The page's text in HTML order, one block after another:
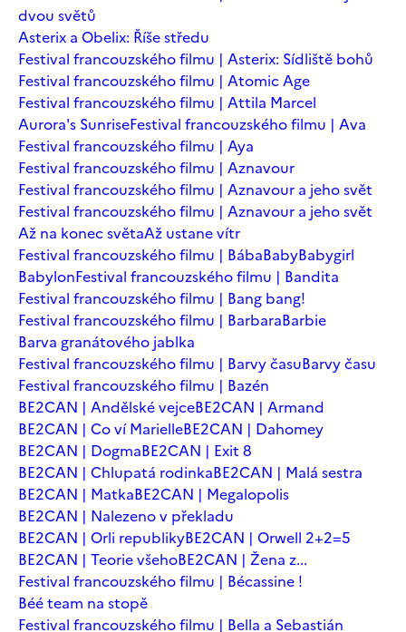
dvou světů
Asterix a Obelix: Říše středu
Festival francouzského filmu | Asterix: Sídliště bohů
Festival francouzského filmu | Atomic Age
Festival francouzského filmu | Attila Marcel
Aurora's SunriseFestival francouzského filmu | Ava
Festival francouzského filmu | Aya
Festival francouzského filmu | Aznavour
Festival francouzského filmu | Aznavour a jeho svět
Festival francouzského filmu | Aznavour a jeho svět
Až na konec světaAž ustane vítr
Festival francouzského filmu | BábaBabyBabygirl
BabylonFestival francouzského filmu | Bandita
Festival francouzského filmu | Bang bang!
Festival francouzského filmu | BarbaraBarbie
Barva granátového jablka
Festival francouzského filmu | Barvy časuBarvy času
Festival francouzského filmu | Bazén
BE2CAN | Andělské vejceBE2CAN | Armand
BE2CAN | Co ví MarielleBE2CAN | Dahomey
BE2CAN | DogmaBE2CAN | Exit 8
BE2CAN | Chlupatá rodinkaBE2CAN | Malá sestra
BE2CAN | MatkaBE2CAN | Megalopolis
BE2CAN | Nalezeno v překladu
BE2CAN | Orli republikyBE2CAN | Orwell 2+2=5
BE2CAN | Teorie všehoBE2CAN | Žena z...
Festival francouzského filmu | Bécassine !
Béé team na stopě
Festival francouzského filmu | Bella a Sebastián